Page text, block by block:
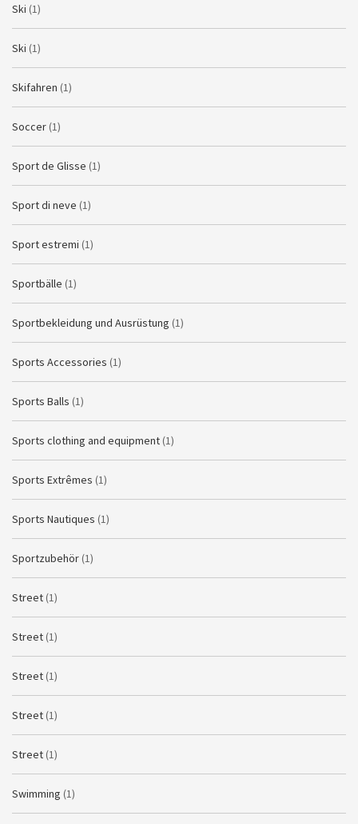
Ski (1)
Ski (1)
Skifahren (1)
Soccer (1)
Sport de Glisse (1)
Sport di neve (1)
Sport estremi (1)
Sportbälle (1)
Sportbekleidung und Ausrüstung (1)
Sports Accessories (1)
Sports Balls (1)
Sports clothing and equipment (1)
Sports Extrêmes (1)
Sports Nautiques (1)
Sportzubehör (1)
Street (1)
Street (1)
Street (1)
Street (1)
Street (1)
Swimming (1)